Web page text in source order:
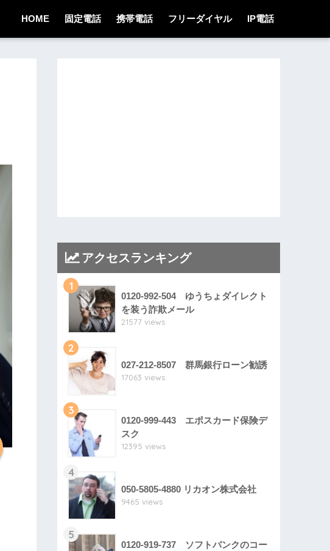
HOME 固定電話 携帯電話 フリーダイヤル IP電話
アクセスランキング
1
0120-992-504 ゆうちょダイレクト
を装う詐欺メール
21577 views
2
027-212-8507 群馬銀行ローン勧誘
17063 views
3
0120-999-443 エポスカード保険デ
スク
12395 views
4
050-5805-4880 リカオン株式会社
9465 views
5
0120-919-737 ソフトバンクのコー